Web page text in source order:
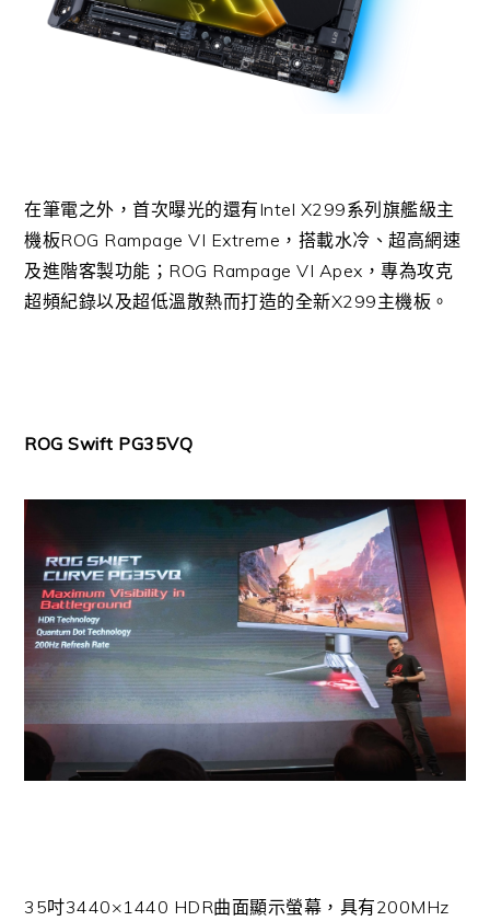
在筆電之外，首次曝光的還有Intel X299系列旗艦級主
機板ROG Rampage VI Extreme，搭載水冷、超高網速
及進階客製功能；ROG Rampage VI Apex，專為攻克
超頻紀錄以及超低溫散熱而打造的全新X299主機板。
ROG Swift PG35VQ
35吋3440×1440 HDR曲面顯示螢幕，具有200MHz